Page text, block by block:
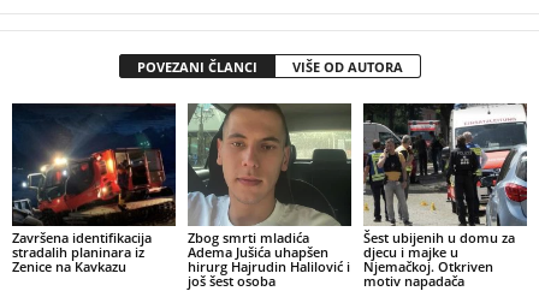
POVEZANI ČLANCI VIŠE OD AUTORA
Završena identifikacija
stradalih planinara iz
Zenice na Kavkazu
Zbog smrti mladića
Adema Jušića uhapšen
hirurg Hajrudin Halilović i
još šest osoba
Šest ubijenih u domu za
djecu i majke u
Njemačkoj. Otkriven
motiv napadača